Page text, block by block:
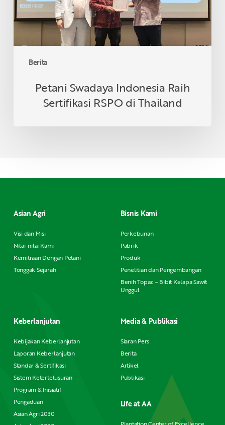
Berita
Thailand
Petani Swadaya Indonesia Raih
Sertifikasi RSPO di Thailand
Asian Agri
Visi dan Misi
Nilai-nilai Kami
Kemitraan Dengan Petani
Tonggak Sejarah
Bisnis Kami
Perkebunan
Pabrik
Produk
Penelitian dan Pengembangan
Benih Topaz – Bibit Kelapa Sawit
Unggul
Keberlanjutan
Kebijakan Keberlanjutan
Laporan Keberlanjutan
Standar & Sertifikasi
Sistem Ketertelusuran
Program & Inisiatif
Pengaduan
Asian Agri 2030
Media & Publikasi
Siaran Pers
Berita
Artikel
Publikasi
Life at AA